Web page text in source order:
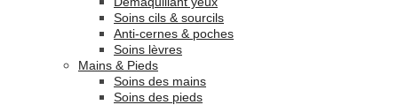
Soins cils & sourcils
Anti-cernes & poches
Soins lèvres
Mains & Pieds
Soins des mains
Soins des pieds